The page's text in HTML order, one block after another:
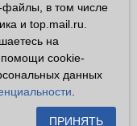
1032700302194
имеет
предусмотренная
файлы, в том числе
и top.mail.ru.
на
помощи cookie-
данных
ПРИНЯТЬ